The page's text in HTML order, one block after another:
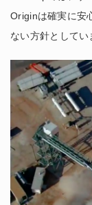
Originは確実に安
ない方針としてい